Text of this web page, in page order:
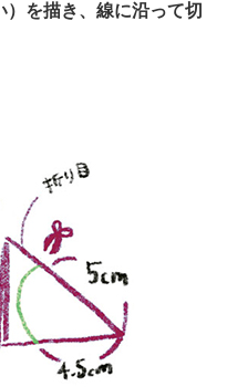
）を描き、線に沿って切